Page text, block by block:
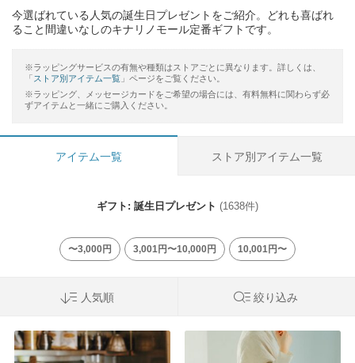
今選ばれている人気の誕生日プレゼントをご紹介。どれも喜ばれ
ること間違いなしのキナリノモール定番ギフトです。
※ラッピングサービスの有無や種類はストアごとに異なります。詳しくは、
「ストア別アイテム一覧 」ページをご覧ください。
※ラッピング、メッセージカードをご希望の場合には、有料無料に関わらず必
ずアイテムと一緒にご購入ください。
アイテム一覧 ストア別アイテム一覧
ギフト: 誕生日プレゼント (1638件)
〜3,000円 3,001円〜10,000円 10,001円〜
人気順 絞り込み